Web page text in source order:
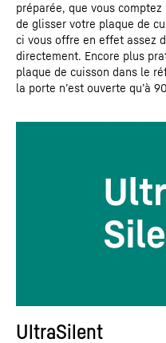
préparée, que vous
de glisser votre plaque de
ci vous offre en effet assez
directement. Encore plus
plaque de cuisson dans le
la porte n’est ouverte qu’à
UltraSilent